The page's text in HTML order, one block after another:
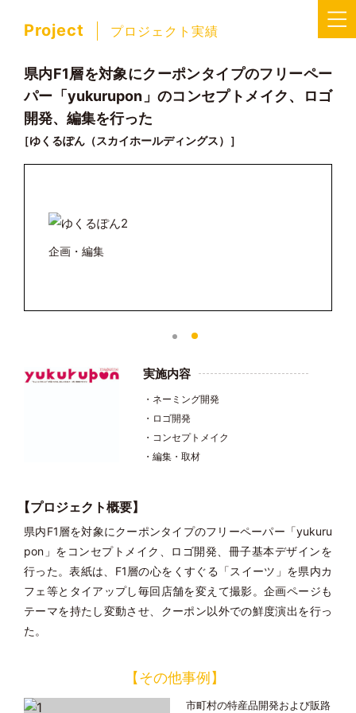
Project プロジェクト実績
県内F1層を対象にクーポンタイプのフリーペー
パー「yukurupon」のコンセプトメイク、ロゴ
開発、編集を行った
［ゆくるぽん（スカイホールディングス）］
企画・編集
実施内容
ネーミング開発
ロゴ開発
コンセプトメイク
編集・取材
【プロジェクト概要】
県内F1層を対象にクーポンタイプのフリーペーパー「yukuru
pon」をコンセプトメイク、ロゴ開発、冊子基本デザインを
行った。表紙は、F1層の心をくすぐる「スイーツ」を県内カ
フェ等とタイアップし毎回店舗を変えて撮影。企画ページも
テーマを持たし変動させ、クーポン以外での鮮度演出を行っ
た。
【その他事例】
市町村の特産品開発および販路